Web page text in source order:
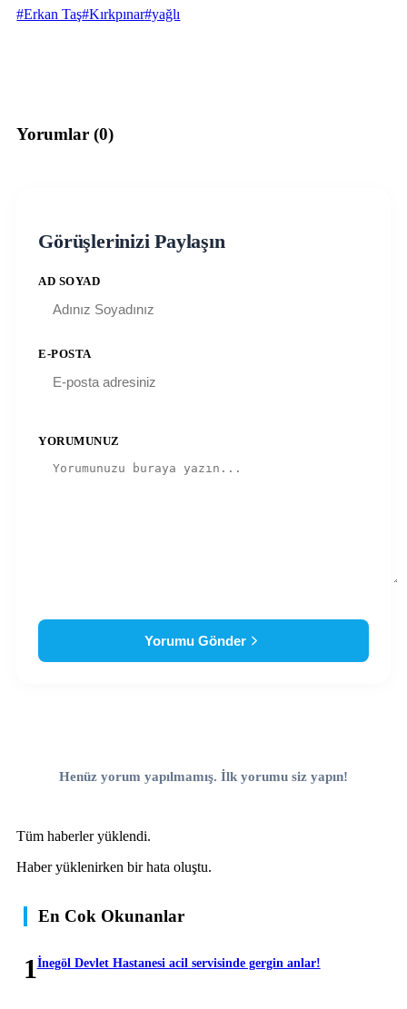
#Erkan Taş#Kırkpınar#yağlı
Yorumlar (0)
Görüşlerinizi Paylaşın
AD SOYAD
E-POSTA
YORUMUNUZ
Yorumu Gönder
Henüz yorum yapılmamış. İlk yorumu siz yapın!
Tüm haberler yüklendi.
Haber yüklenirken bir hata oluştu.
En Cok Okunanlar
1İnegöl Devlet Hastanesi acil servisinde gergin anlar!